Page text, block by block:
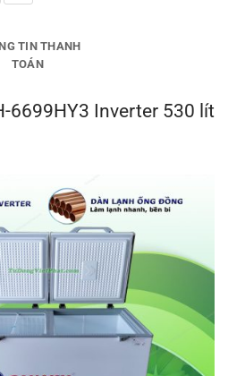
TIN THANH
TOÁN
6699HY3 Inverter 530 lít